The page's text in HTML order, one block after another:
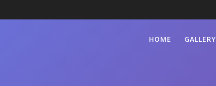
HOME GALLERY